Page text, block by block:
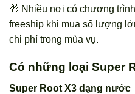
🎁 Nhiều nơi có chương
freeship khi mua số lượng
chi phí trong mùa vụ.
Có những loại Super
Super Root X3 dạng nước